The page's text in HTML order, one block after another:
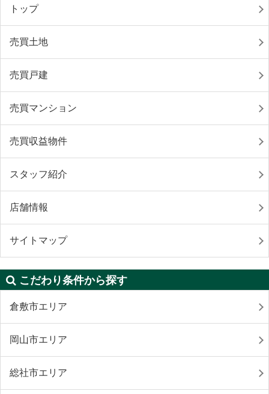
トップ
売買土地
売買戸建
売買マンション
売買収益物件
スタッフ紹介
店舗情報
サイトマップ
こだわり条件から探す
倉敷市エリア
岡山市エリア
総社市エリア